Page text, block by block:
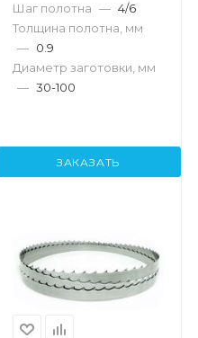
Шаг полотна — 4/6
Толщина полотна, мм
— 0.9
Диаметр заготовки, мм
— 30-100
ЗАКАЗАТЬ